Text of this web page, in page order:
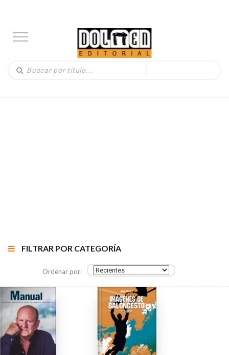
FILTRAR POR CATEGORÍA
Ordenar por: